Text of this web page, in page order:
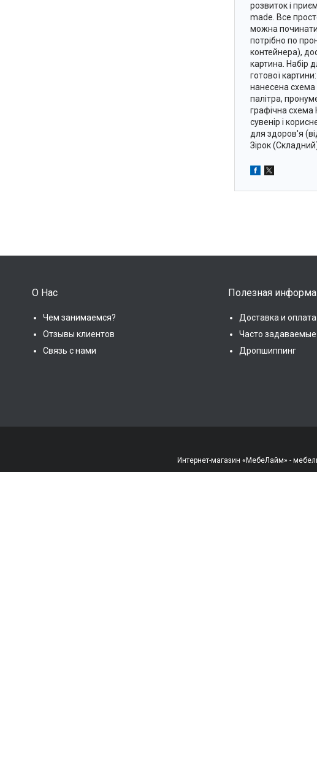
розвиток і
made. Все
можна
потрібно по
контейнера),
картина. Набір
готової
нанесена схема
палітра,
графічна схема
сувенір і
для здоров'я
Зірок
О Нас
Чем занимаемся?
Отзывы клиентов
Связь с нами
Полезная
Доставка и оплата
Часто
Дропшиппинг